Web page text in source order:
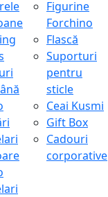
Figurine
Forchino
Flască
Suporturi
pentru
sticle
Ceai Kusmi
Gift Box
Cadouri
corporative